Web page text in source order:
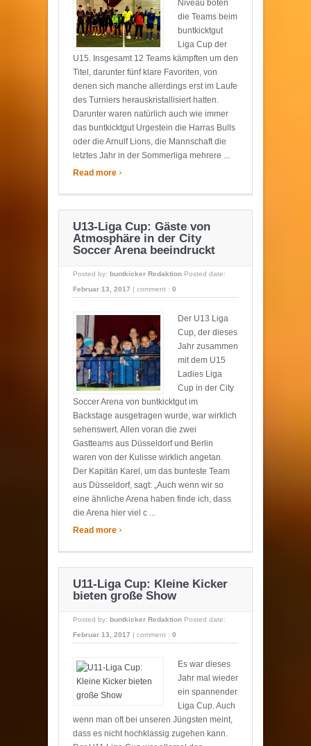
Niveau boten
die Teams beim
buntkicktgut
Liga Cup der
U15. Insgesamt 12 Teams kämpften um den
Titel, darunter fünf klare Favoriten, von
denen sich manche allerdings erst im Laufe
des Turniers herauskristallisiert hatten.
Darunter waren natürlich auch wie immer
das buntkicktgut Urgestein die Harras Bulls
oder die Arnulf Lions, die Mannschaft die
letztes Jahr in der Sommerliga mehrere ...
Read more ›
U13-Liga Cup: Gäste von
Atmosphäre in der City
Soccer Arena beeindruckt
Posted by: buntkicker Redaktion Posted date:
Februar 13, 2017 | comment : 0
Der U13 Liga
Cup, der dieses
Jahr zusammen
mit dem U15
Ladies Liga
Cup in der City
Soccer Arena von buntkicktgut im
Backstage ausgetragen wurde, war wirklich
sehenswert. Allen voran die zwei
Gastteams aus Düsseldorf und Berlin
waren von der Kulisse wirklich angetan.
Der Kapitän Karel, um das bunteste Team
aus Düsseldorf, sagt: „Auch wenn wir so
eine ähnliche Arena haben finde ich, dass
die Arena hier viel c ...
Read more ›
U11-Liga Cup: Kleine Kicker
bieten große Show
Posted by: buntkicker Redaktion Posted date:
Februar 13, 2017 | comment : 0
Es war dieses
Jahr mal wieder
ein spannender
Liga Cup. Auch
wenn man oft bei unseren Jüngsten meint,
dass es nicht hochklassig zugehen kann.